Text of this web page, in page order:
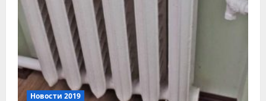
п
о
з
Новости 2019